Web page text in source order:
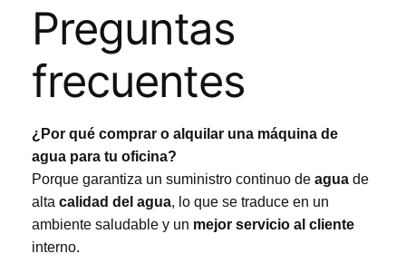
Preguntas
frecuentes
¿Por qué comprar o alquilar una máquina de
agua para tu oficina?
Porque garantiza un suministro continuo de agua de
alta calidad del agua, lo que se traduce en un
ambiente saludable y un mejor servicio al cliente
interno.